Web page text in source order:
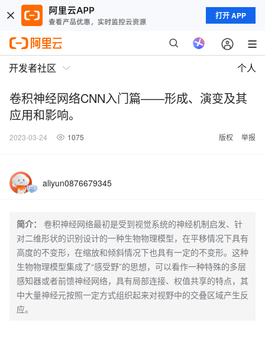
打开 APP
开发者社区 个人
卷积神经网络CNN入门篇——形成、演变及其
应用和影响。
2023-03-24 1075 版权 举报
aliyun0876679345
简介：
卷积神经网络最初是受到视觉系统的神经机制启发、针
对二维形状的识别设计的一种生物物理模型，在平移情况下具有
高度的不变形，在缩放和倾斜情况下也具有一定的不变形。这种
生物物理模型集成了“感受野”的思想，可以看作一种特殊的多层
感知器或者前馈神经网络，具有局部连接、权值共享的特点，其
中大量神经元按照一定方式组织起来对视野中的交叠区域产生反
应。